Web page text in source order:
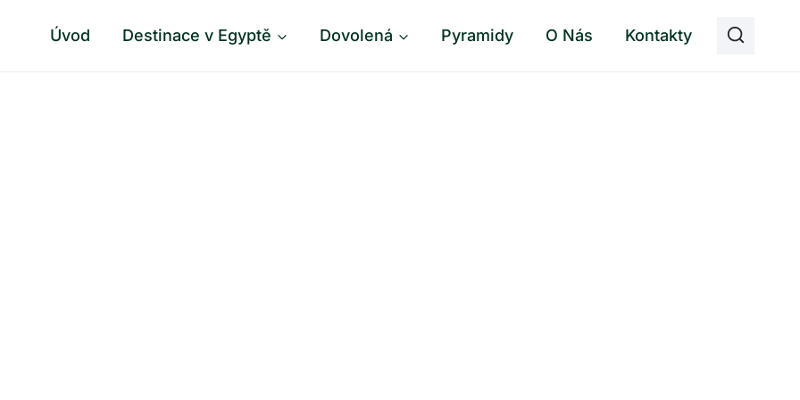
Úvod Destinace v Egyptě Dovolená Pyramidy O Nás Kontakty